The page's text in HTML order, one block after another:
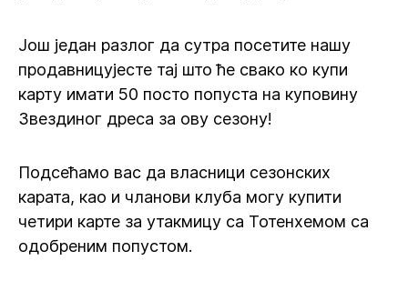
Још један разлог да сутра посетите нашу
продавницујесте тај што ће свако ко купи
карту имати 50 посто попуста на куповину
Звездиног дреса за ову сезону!
Подсећамо вас да власници сезонских
карата, као и чланови клуба могу купити
четири карте за утакмицу са Тотенхемом са
одобреним попустом.